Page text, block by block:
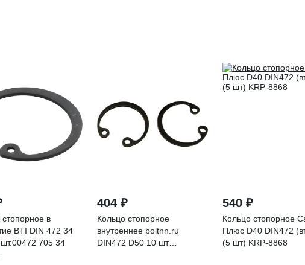
стопорное в
BTI DIN 472 34
705 34
404 ₽
Кольцо стопорное
внутреннее boltnn.ru
DIN472 D50 10 шт
540 ₽
Кольцо стопорное
Плюс D40 DIN472
(5 шт) KRP-8868